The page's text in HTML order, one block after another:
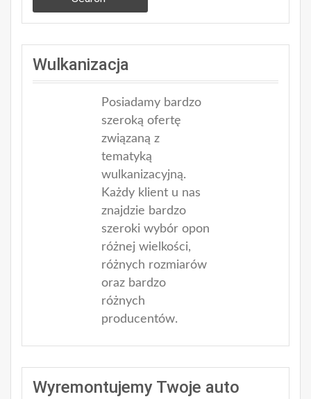
Wulkanizacja
Posiadamy bardzo
szeroką ofertę
związaną z
tematyką
wulkanizacyjną.
Każdy klient u nas
znajdzie bardzo
szeroki wybór opon
różnej wielkości,
różnych rozmiarów
oraz bardzo
różnych
producentów.
Wyremontujemy Twoje auto